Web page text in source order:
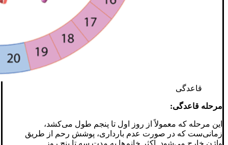
قاعدگی
مرحله قاعدگی:
این مرحله که معمولاً از روز اول تا پنجم طول می‌کشد،
زمانی‌ست که در صورت عدم بارداری، پوشش رحم از طریق